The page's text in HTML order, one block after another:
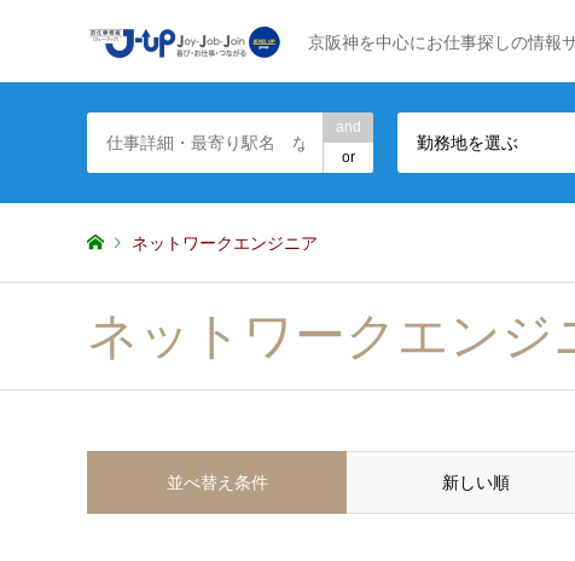
京阪神を中心にお仕事探しの情報
and
or
勤務地を選ぶ
ネットワークエンジニア
ネットワークエンジ
並べ替え条件 新しい順